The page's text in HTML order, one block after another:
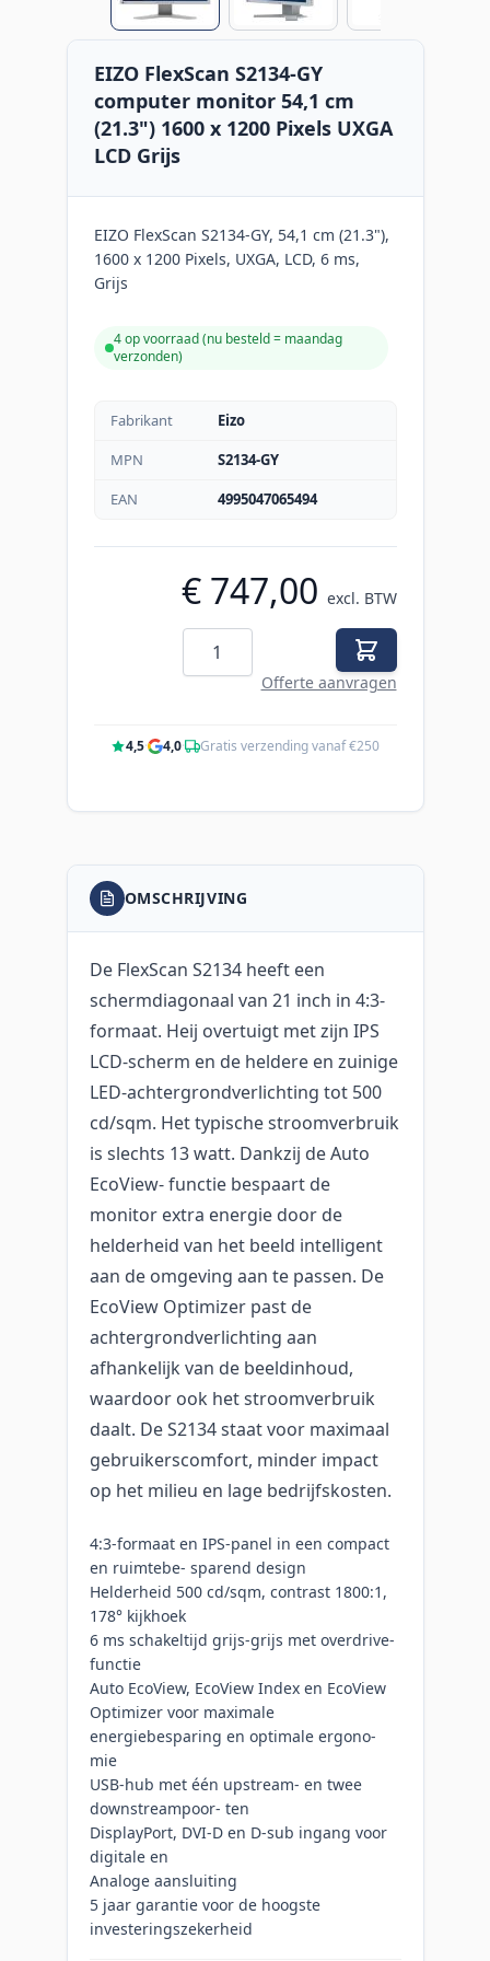
EIZO FlexScan S2134-GY
computer monitor 54,1 cm
(21.3") 1600 x 1200 Pixels UXGA
LCD Grijs
EIZO FlexScan S2134-GY, 54,1 cm (21.3"),
1600 x 1200 Pixels, UXGA, LCD, 6 ms,
Grijs
4 op voorraad (nu besteld = maandag
verzonden)
Fabrikant
Eizo
MPN
S2134-GY
EAN
4995047065494
€ 747,00 excl. BTW
Aantal
Offerte aanvragen
4,5· 4,0· Gratis verzending vanaf €250
OMSCHRIJVING
De FlexScan S2134 heeft een
schermdiagonaal van 21 inch in 4:3-
formaat. Heij overtuigt met zijn IPS
LCD-scherm en de heldere en zuinige
LED-achtergrondverlichting tot 500
cd/sqm. Het typische stroomverbruik
is slechts 13 watt. Dankzij de Auto
EcoView- functie bespaart de
monitor extra energie door de
helderheid van het beeld intelligent
aan de omgeving aan te passen. De
EcoView Optimizer past de
achtergrondverlichting aan
afhankelijk van de beeldinhoud,
waardoor ook het stroomverbruik
daalt. De S2134 staat voor maximaal
gebruikerscomfort, minder impact
op het milieu en lage bedrijfskosten.
4:3-formaat en IPS-panel in een compact
en ruimtebe- sparend design
Helderheid 500 cd/sqm, contrast 1800:1,
178° kijkhoek
6 ms schakeltijd grijs-grijs met overdrive-
functie
Auto EcoView, EcoView Index en EcoView
Optimizer voor maximale
energiebesparing en optimale ergono-
mie
USB-hub met één upstream- en twee
downstreampoor- ten
DisplayPort, DVI-D en D-sub ingang voor
digitale en
Analoge aansluiting
5 jaar garantie voor de hoogste
investeringszekerheid